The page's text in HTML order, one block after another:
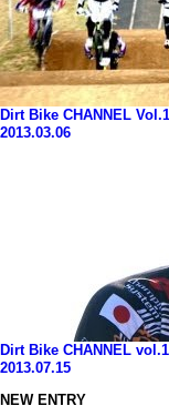
Dirt Bike CHANNEL
2013.03.06
Dirt Bike CHANNEL
2013.07.15
NEW ENTRY